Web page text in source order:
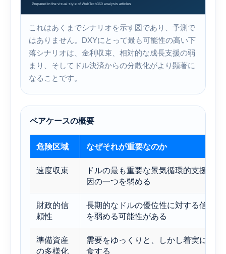
これはあくまでシナリオを示す図であり、予測で
はありません。DXYにとって最も可能性の高い下
落シナリオは、金利収束、相対的な成長支援の弱
まり、そしてドル決済からの分散化がより顕著に
なることです。
ベアケースの概要
危険区域 なぜそれが重要なのか
速度収束
ドルの最も重要な景気循環的支援要
因の一つを弱める
財政的信
頼性
長期的なドルの優位性に対する信頼
を弱める可能性がある
準備資産
の多様化
需要をゆっくりと、しかし着実に侵
食する